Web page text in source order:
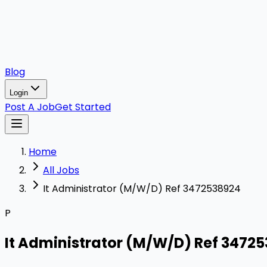
Blog
Login
Post A JobGet Started
Home
All Jobs
It Administrator (M/W/D) Ref 3472538924
P
It Administrator (M/W/D) Ref